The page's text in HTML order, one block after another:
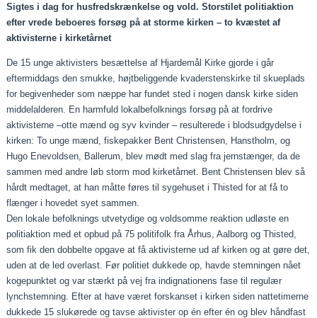
Sigtes i dag for husfredskrænkelse og vold. Storstilet politiaktion
efter vrede beboeres forsøg på at storme kirken – to kvæstet af
aktivisterne i kirketårnet
De 15 unge aktivisters besættelse af Hjardemål Kirke gjorde i går
eftermiddags den smukke, højtbeliggende kvaderstenskirke til skueplads
for begivenheder som næppe har fundet sted i nogen dansk kirke siden
middelalderen. En harmfuld lokalbefolknings forsøg på at fordrive
aktivisterne –otte mænd og syv kvinder – resulterede i blodsudgydelse i
kirken: To unge mænd, fiskepakker Bent Christensen, Hanstholm, og
Hugo Enevoldsen, Ballerum, blev mødt med slag fra jernstænger, da de
sammen med andre løb storm mod kirketårnet. Bent Christensen blev så
hårdt medtaget, at han måtte føres til sygehuset i Thisted for at få to
flænger i hovedet syet sammen.
Den lokale befolknings utvetydige og voldsomme reaktion udløste en
politiaktion med et opbud på 75 politifolk fra Århus, Aalborg og Thisted,
som fik den dobbelte opgave at få aktivisterne ud af kirken og at gøre det,
uden at de led overlast. Før politiet dukkede op, havde stemningen nået
kogepunktet og var stærkt på vej fra indignationens fase til regulær
lynchstemning. Efter at have været forskanset i kirken siden nattetimerne
dukkede 15 slukørede og tavse aktivister op én efter én og blev håndfast